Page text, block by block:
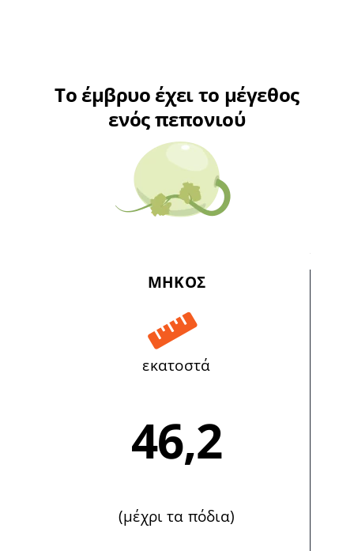
Το έμβρυο έχει το μέγεθος
ενός πεπονιού
ΜΗΚΟΣ
εκατοστά
46,2
(μέχρι τα πόδια)